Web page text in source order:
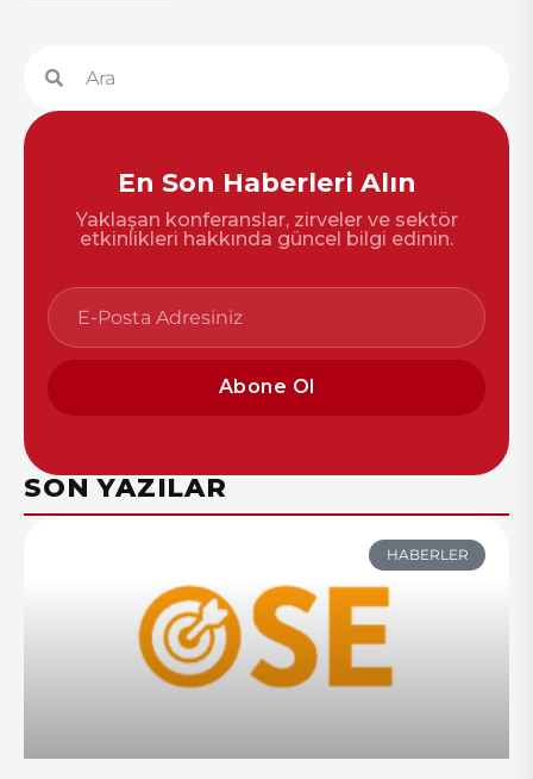
En Son Haberleri Alın
Yaklaşan konferanslar, zirveler ve sektör
etkinlikleri hakkında güncel bilgi edinin.
Abone Ol
SON YAZILAR
HABERLER